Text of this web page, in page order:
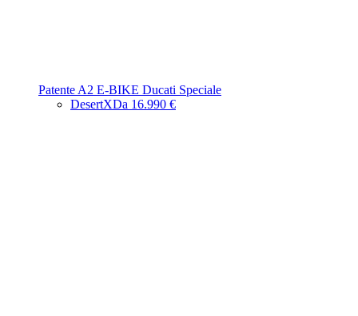
Patente A2 E-BIKE Ducati Speciale
DesertXDa 16.990 €